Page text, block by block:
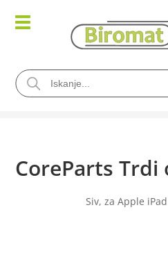
CoreParts Trdi
Siv, za Apple